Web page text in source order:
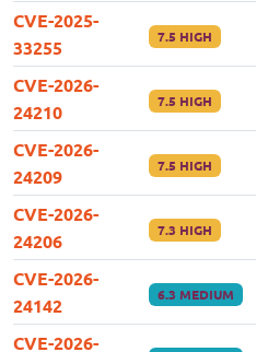
CVE-2025-
33255
7.5 HIGH
CVE-2026-
24210
7.5 HIGH
CVE-2026-
24209
7.5 HIGH
CVE-2026-
24206
7.3 HIGH
CVE-2026-
24142
6.3 MEDIUM
CVE-2026-